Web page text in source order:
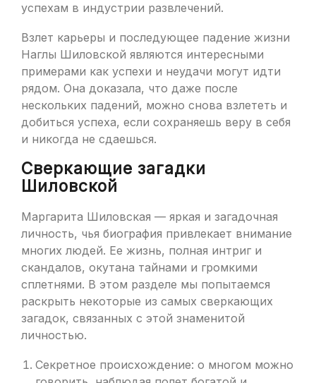
успехам в индустрии развлечений.
Взлет карьеры и последующее падение жизни
Наглы Шиловской являются интересными
примерами как успехи и неудачи могут идти
рядом. Она доказала, что даже после
нескольких падений, можно снова взлететь и
добиться успеха, если сохраняешь веру в себя
и никогда не сдаешься.
Сверкающие загадки
Шиловской
Маргарита Шиловская — яркая и загадочная
личность, чья биография привлекает внимание
многих людей. Ее жизнь, полная интриг и
скандалов, окутана тайнами и громкими
сплетнями. В этом разделе мы попытаемся
раскрыть некоторые из самых сверкающих
загадок, связанных с этой знаменитой
личностью.
Секретное происхождение: о многом можно